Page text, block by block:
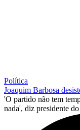
Política
Joaquim Barbosa
'O partido não tem
nada', diz presidente